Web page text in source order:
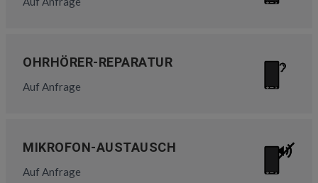
OHRHÖRER-REPARATUR
Auf Anfrage
MIKROFON-AUSTAUSCH
Auf Anfrage